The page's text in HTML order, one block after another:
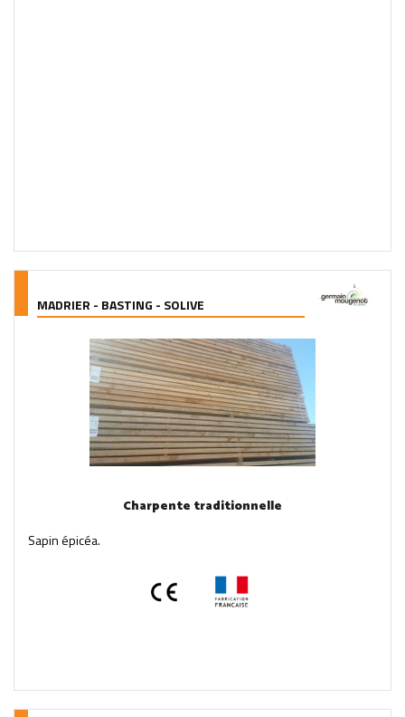
MADRIER - BASTING - SOLIVE
Charpente traditionnelle
Sapin épicéa.